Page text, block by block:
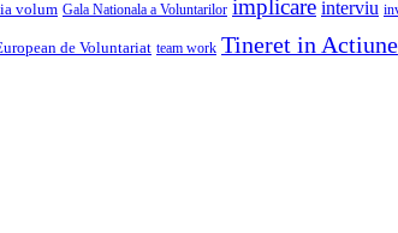
volum Gala Nationala a Voluntarilor implicare interviu
de Voluntariat team work Tineret in Actiune